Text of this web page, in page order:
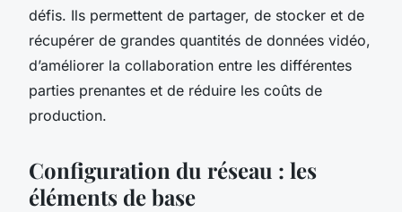
défis. Ils permettent de partager, de stocker et de
récupérer de grandes quantités de données vidéo,
d’améliorer la collaboration entre les différentes
parties prenantes et de réduire les coûts de
production.
Configuration du réseau : les
éléments de base